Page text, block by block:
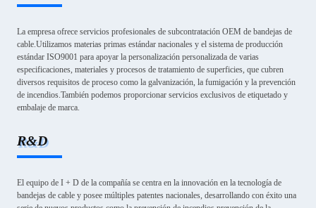
La empresa ofrece servicios profesionales de subcontratación OEM de bandejas de
cable.Utilizamos materias primas estándar nacionales y el sistema de producción
estándar ISO9001 para apoyar la personalización personalizada de varias
especificaciones, materiales y procesos de tratamiento de superficies, que cubren
diversos requisitos de proceso como la galvanización, la fumigación y la prevención
de incendios.También podemos proporcionar servicios exclusivos de etiquetado y
embalaje de marca.
R&D
El equipo de I + D de la compañía se centra en la innovación en la tecnología de
bandejas de cable y posee múltiples patentes nacionales, desarrollando con éxito una